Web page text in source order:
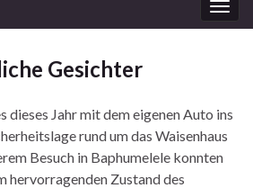
Gesichter
dieses Jahr mit dem eigenen Auto ins
rund um das Waisenhaus
Besuch in Baphumelele konnten
hervorragenden Zustand des